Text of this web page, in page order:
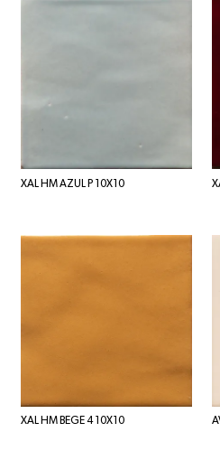
XAL HM AZUL P 10X10
XAL HM BEGE 4 10X10